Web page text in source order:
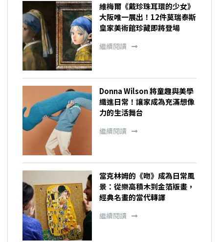
維梅爾《戴珍珠耳環的少女》
大阪唯一展出！12件莫瑞泰斯
皇家美術館珍藏即將登場
繼續閱讀
Donna Wilson 將童趣與美學
織進日常！讓家成為充滿想像
力的生活舞台
繼續閱讀
當克林姆的《吻》成為日常風
景：從樂高積木到金箔版畫，
經典名畫的當代轉譯
繼續閱讀